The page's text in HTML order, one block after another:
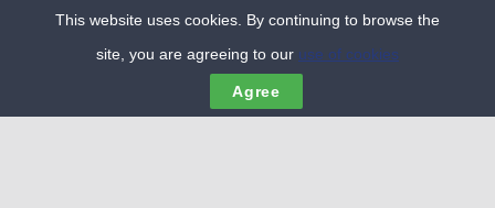
MENU
MNT (Modèle numérique de terrain) de la
Grande plage de Gâvres, Juillet 2018 :
This website uses cookies. By continuing to browse the
site, you are agreeing to our use of cookies
Agree